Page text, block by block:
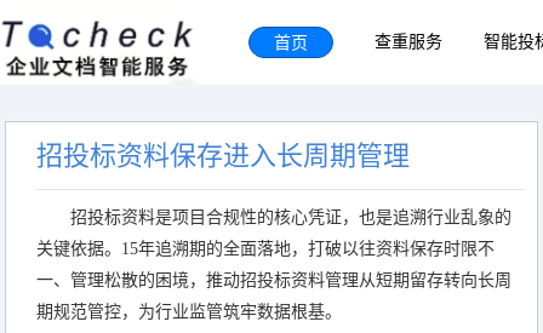
首页 查重服务 智能投
招投标资料保存进入长周期管理
招投标资料是项目合规性的核心凭证，也是追溯行业乱象的
关键依据。15年追溯期的全面落地，打破以往资料保存时限不
一、管理松散的困境，推动招投标资料管理从短期留存转向长周
期规范管控，为行业监管筑牢数据根基。